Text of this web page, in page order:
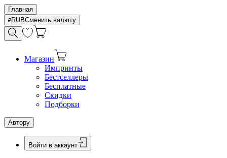
Главная
RUBСменить валюту
Магазин
Импринты
Бестселлеры
Бесплатные
Скидки
Подборки
Автору
Войти в аккаунт